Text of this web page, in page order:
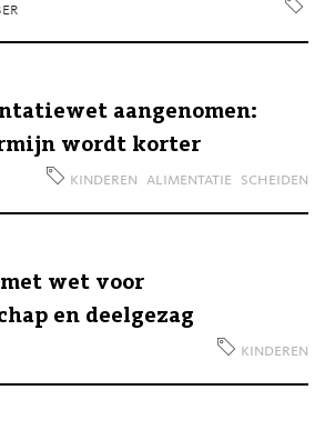
aangenomen:
wordt korter
kinderen alimentatie scheiden
wet voor
en deelgezag
kinderen